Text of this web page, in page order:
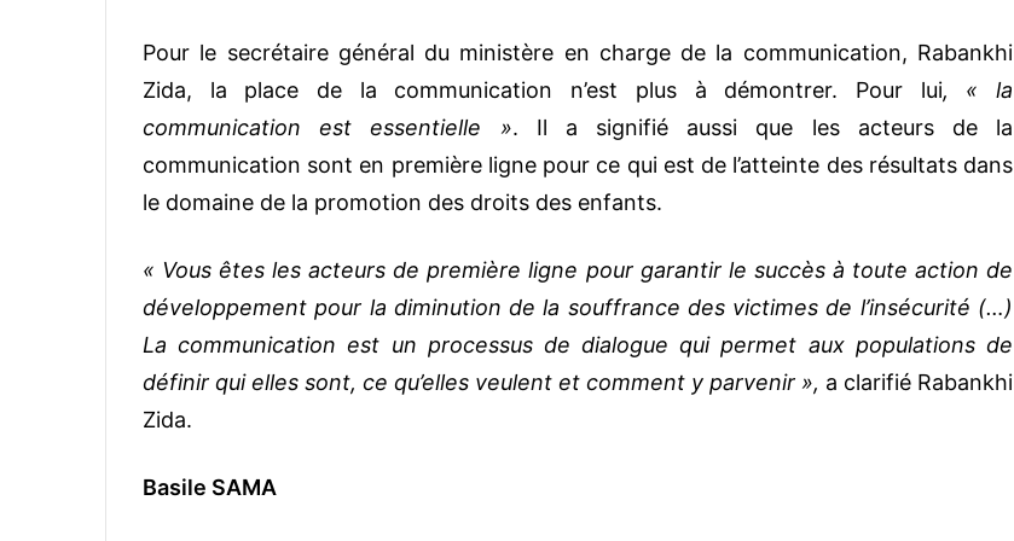
Pour le secrétaire général du ministère en charge de la communication, Rabankhi
Zida, la place de la communication n’est plus à démontrer. Pour lui, « la
communication est essentielle ». Il a signifié aussi que les acteurs de la
communication sont en première ligne pour ce qui est de l’atteinte des résultats dans
le domaine de la promotion des droits des enfants.
« Vous êtes les acteurs de première ligne pour garantir le succès à toute action de
développement pour la diminution de la souffrance des victimes de l’insécurité (…)
La communication est un processus de dialogue qui permet aux populations de
définir qui elles sont, ce qu’elles veulent et comment y parvenir », a clarifié Rabankhi
Zida.
Basile SAMA